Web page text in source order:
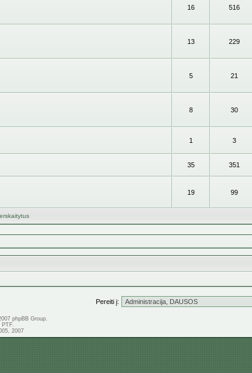
16 516
13 229
5 21
8 30
1 3
35 351
19 99
Pereiti į:
phpBB Group.
2007